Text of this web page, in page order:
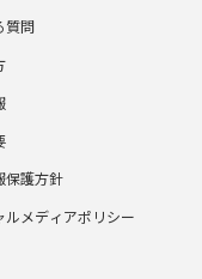
質問
保護方針
ルメディアポリシー